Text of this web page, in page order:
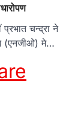
चन्द्रा ने
(एनजीओ) मे…